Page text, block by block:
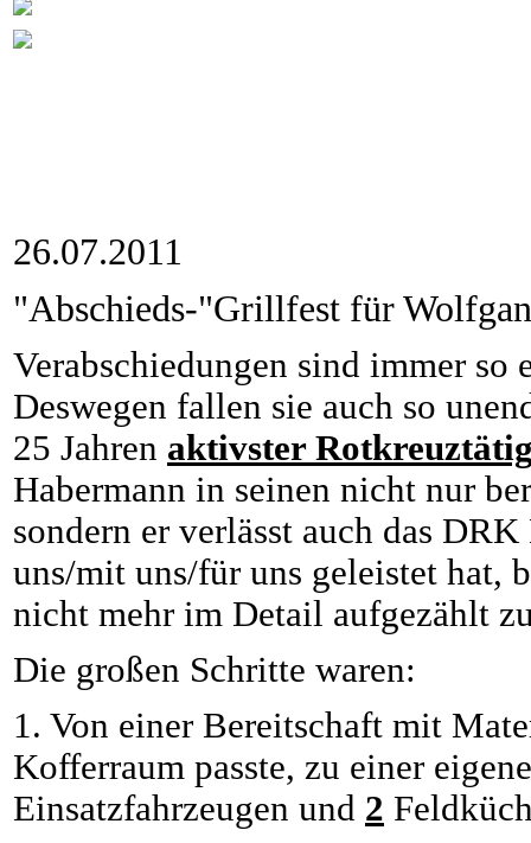
26.07.2011
"Abschieds-"Grillfest für
Verabschiedungen sind immer so
Deswegen fallen sie auch so
25 Jahren aktivster
Habermann in seinen nicht nur
sondern er verlässt auch das
uns/mit uns/für uns geleistet hat,
nicht mehr im Detail aufgezählt
Die großen Schritte waren:
1. Von einer Bereitschaft mit
Kofferraum passte, zu einer
Einsatzfahrzeugen und 2